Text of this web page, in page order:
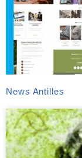
News Antilles